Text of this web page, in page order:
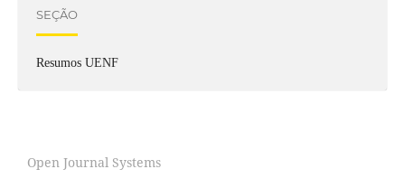
SEÇÃO
Resumos UENF
Open Journal Systems